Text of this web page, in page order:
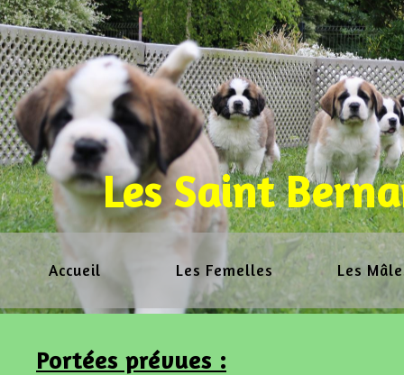
Les Saint
Accueil Les Femelles Les
Portées prévues :